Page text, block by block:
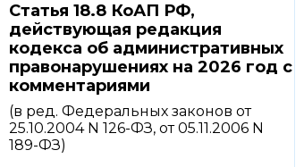
Статья 18.8 КоАП РФ,
действующая редакция
кодекса об административных
правонарушениях на 2026 год с
комментариями
(в ред. Федеральных законов от
25.10.2004 N 126-ФЗ, от 05.11.2006 N
189-ФЗ)